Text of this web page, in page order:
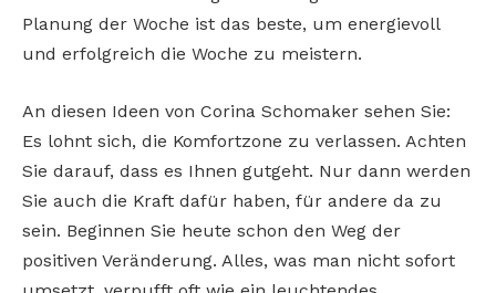
Planung der Woche ist das beste, um energievoll
und erfolgreich die Woche zu meistern.
An diesen Ideen von Corina Schomaker sehen Sie:
Es lohnt sich, die Komfortzone zu verlassen. Achten
Sie darauf, dass es Ihnen gutgeht. Nur dann werden
Sie auch die Kraft dafür haben, für andere da zu
sein. Beginnen Sie heute schon den Weg der
positiven Veränderung. Alles, was man nicht sofort